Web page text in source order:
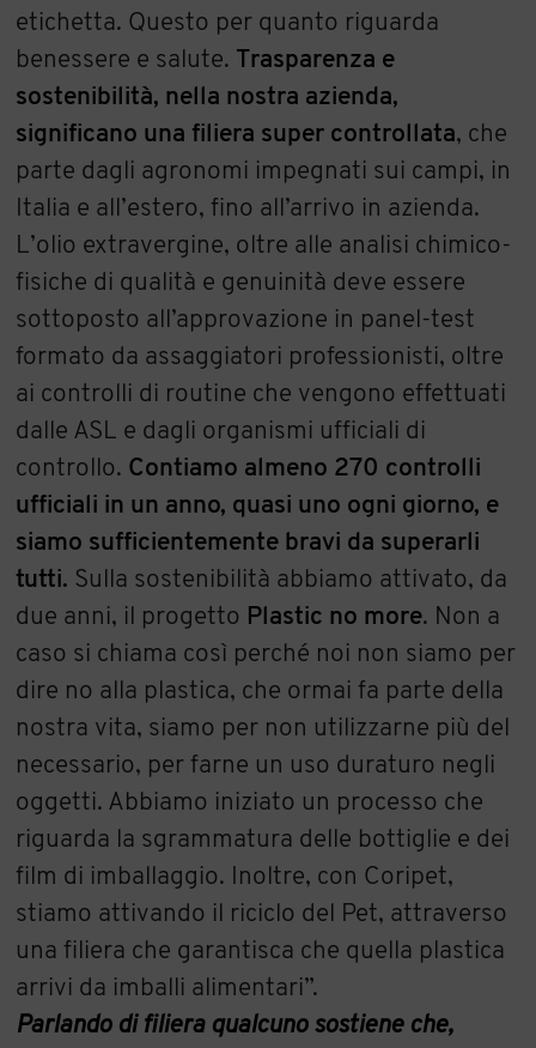
etichetta. Questo per quanto riguarda
benessere e salute. Trasparenza e
sostenibilità, nella nostra azienda,
significano una filiera super controllata, che
parte dagli agronomi impegnati sui campi, in
Italia e all’estero, fino all’arrivo in azienda.
L’olio extravergine, oltre alle analisi chimico-
fisiche di qualità e genuinità deve essere
sottoposto all’approvazione in panel-test
formato da assaggiatori professionisti, oltre
ai controlli di routine che vengono effettuati
dalle ASL e dagli organismi ufficiali di
controllo. Contiamo almeno 270 controlli
ufficiali in un anno, quasi uno ogni giorno, e
siamo sufficientemente bravi da superarli
tutti. Sulla sostenibilità abbiamo attivato, da
due anni, il progetto Plastic no more. Non a
caso si chiama così perché noi non siamo per
dire no alla plastica, che ormai fa parte della
nostra vita, siamo per non utilizzarne più del
necessario, per farne un uso duraturo negli
oggetti. Abbiamo iniziato un processo che
riguarda la sgrammatura delle bottiglie e dei
film di imballaggio. Inoltre, con Coripet,
stiamo attivando il riciclo del Pet, attraverso
una filiera che garantisca che quella plastica
arrivi da imballi alimentari”.
Parlando di filiera qualcuno sostiene che,